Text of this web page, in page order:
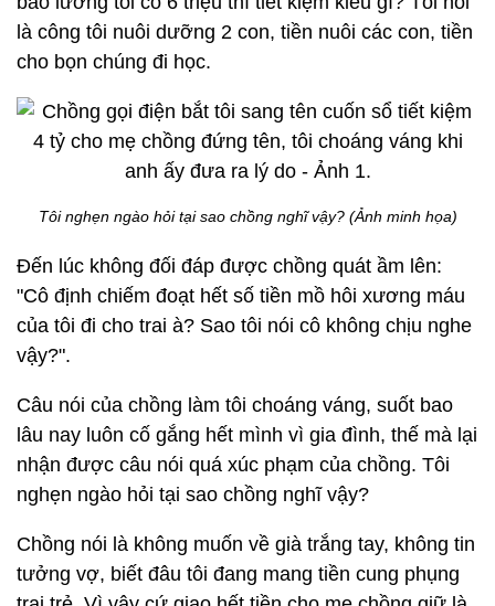
là công tôi nuôi dưỡng 2 con, tiền nuôi các con, tiền
cho bọn chúng đi học.
Tôi nghẹn ngào hỏi tại sao chồng nghĩ vậy? (Ảnh minh họa)
Đến lúc không đối đáp được chồng quát ầm lên:
"Cô định chiếm đoạt hết số tiền mồ hôi xương máu
của tôi đi cho trai à? Sao tôi nói cô không chịu nghe
vậy?".
Câu nói của chồng làm tôi choáng váng, suốt bao
lâu nay luôn cố gắng hết mình vì gia đình, thế mà lại
nhận được câu nói quá xúc phạm của chồng. Tôi
nghẹn ngào hỏi tại sao chồng nghĩ vậy?
Chồng nói là không muốn về già trắng tay, không tin
tưởng vợ, biết đâu tôi đang mang tiền cung phụng